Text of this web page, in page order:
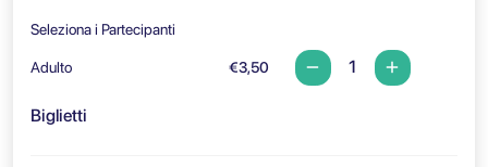
Seleziona i Partecipanti
Adulto €3,50
Biglietti